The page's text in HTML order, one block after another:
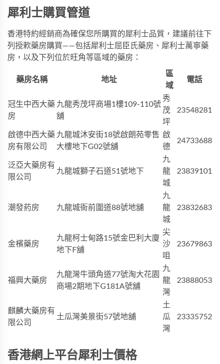
犀利士購買管道
香港特約經銷商為確保您所購買的犀利士品質，建議前往下
列授欶藥房購買——包括犀利士屈臣氏藥房、犀利士萬寧藥
房，以及下列位於旺角等區域的藥房：
藥房名稱 地址
區
域
電話
冠生中西大藥
房
九龍秀茂坪商場1樓109-110號
舖
秀
茂
坪
23548281
啟德中西大藥
房有限公司
九龍城沐安街18號啟朗苑零售
大樓地下G02號舖
啟
德
24733688
泛亞大藥房有
限公司
九龍城獅子石道51號地下
九
龍
城
23839101
潮發葯房 九龍城衙前圍道88號地舖
九
龍
城
23832683
金檳藥房
九龍柯士甸路15號金巴利大廈
地下F舖
尖
沙
咀
23679863
福興大藥房
九龍灣牛頭角道77號淘大花園
商場2期地下G181A號舖
九
龍
灣
23888053
麒麟大藥房有
限公司
土瓜灣美景街57號地舖
土
瓜
灣
23335752
香港網上平台犀利士價格